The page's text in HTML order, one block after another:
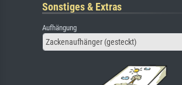
Sonstiges & Extras
Aufhängung
Zackenaufhänger (gesteckt)